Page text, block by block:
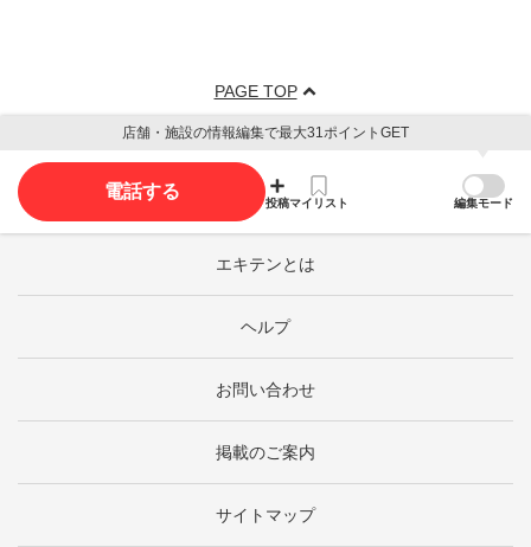
PAGE TOP
店舗・施設の情報編集で最大31ポイントGET
電話する
投稿マイリスト 編集モード
エキテンとは
ヘルプ
お問い合わせ
掲載のご案内
サイトマップ